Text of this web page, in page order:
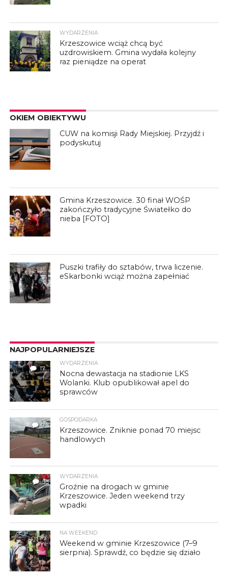
WYDARZENIA
Krzeszowice wciąż chcą być
uzdrowiskiem. Gmina wydała kolejny
raz pieniądze na operat
OKIEM OBIEKTYWU
CUW na komisji Rady Miejskiej. Przyjdź i
podyskutuj
Gmina Krzeszowice. 30 finał WOŚP
zakończyło tradycyjne Światełko do
nieba [FOTO]
Puszki trafiły do sztabów, trwa liczenie.
eSkarbonki wciąż można zapełniać
NAJPOPULARNIEJSZE
17
WYDARZENIA
Nocna dewastacja na stadionie LKS
Wolanki. Klub opublikował apel do
sprawców
7
GOSPODARKA
Krzeszowice. Zniknie ponad 70 miejsc
handlowych
3
WYDARZENIA
Groźnie na drogach w gminie
Krzeszowice. Jeden weekend trzy
wpadki
NA WEEKEND
Weekend w gminie Krzeszowice (7–9
sierpnia). Sprawdź, co będzie się działo